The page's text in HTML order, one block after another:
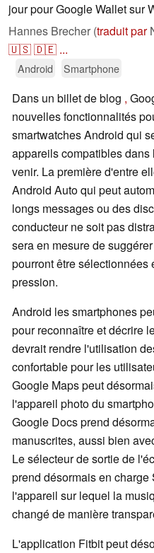
jour pour Google Wallet sur
Hannes Brecher (traduit par
🇺🇸🇩🇪 ...
Android Smartphone
Dans un billet de blog ,
nouvelles fonctionnalités
smartwatches Android qui
appareils compatibles
venir. La première d'entre
Android Auto qui peut
longs messages ou des
conducteur ne soit pas
sera en mesure de
pourront être
pression.
Android les smartphones
pour reconnaître et décrire
devrait rendre l'utilisation
confortable pour les
Google Maps peut
l'appareil photo du
Google Docs prend
manuscrites, aussi bien
Le sélecteur de sortie de
prend désormais en
l'appareil sur lequel la
changé de manière
L'application Fitbit peut